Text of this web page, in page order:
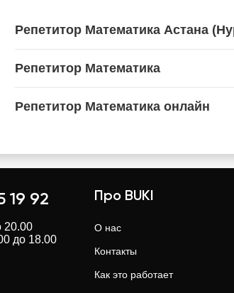
Репетитор Математика Астана
Репетитор Математика
Репетитор Математика онлайн
19 92
20.00
до 18.00
Про BUKI
О нас
Контакты
Как это работает